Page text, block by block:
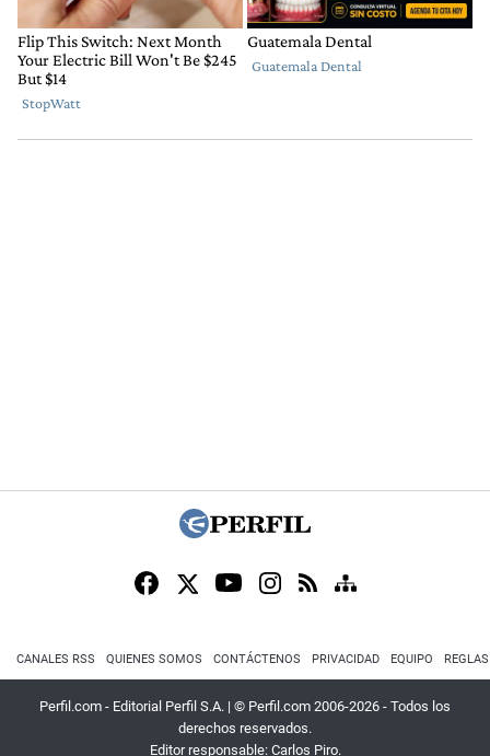
CANALES RSS QUIENES SOMOS CONTÁCTENOS PRIVACIDAD EQUIPO
Perfil.com - Editorial Perfil S.A. | © Perfil.com 2006-2026 - Todos los
derechos reservados.
Editor responsable: Carlos Piro.